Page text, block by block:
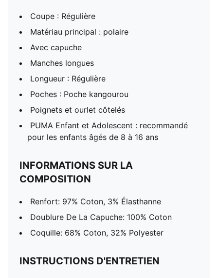
Coupe : Régulière
Matériau principal : polaire
Avec capuche
Manches longues
Longueur : Régulière
Poches : Poche kangourou
Poignets et ourlet côtelés
PUMA Enfant et Adolescent : recommandé
pour les enfants âgés de 8 à 16 ans
INFORMATIONS SUR LA
COMPOSITION
Renfort: 97% Coton, 3% Élasthanne
Doublure De La Capuche: 100% Coton
Coquille: 68% Coton, 32% Polyester
INSTRUCTIONS D'ENTRETIEN